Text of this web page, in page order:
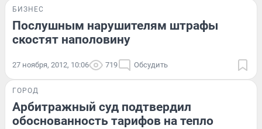
БИЗНЕС
Послушным нарушителям штрафы
скостят наполовину
27 ноября, 2012, 10:06 719 Обсудить
ГОРОД
Арбитражный суд подтвердил
обоснованность тарифов на тепло